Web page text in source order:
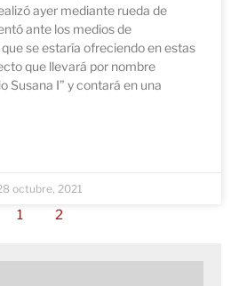
ayer mediante rueda de
ante los medios de
se estaría ofreciendo en estas
que llevará por nombre
Susana I” y contará en una
octubre, 2021
1 2